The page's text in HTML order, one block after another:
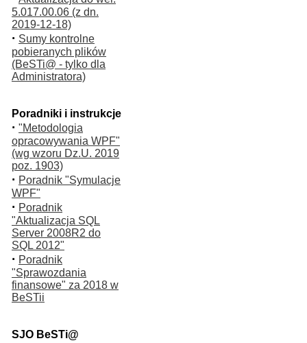
5.017.00.06 (z dn.
2019-12-18)
· Sumy kontrolne
pobieranych plików
(BeSTi@ - tylko dla
Administratora)
Poradniki i instrukcje
· "Metodologia
opracowywania WPF"
(wg wzoru Dz.U. 2019
poz. 1903)
· Poradnik "Symulacje
WPF"
· Poradnik
"Aktualizacja SQL
Server 2008R2 do
SQL 2012"
· Poradnik
"Sprawozdania
finansowe" za 2018 w
BeSTii
SJO BeSTi@